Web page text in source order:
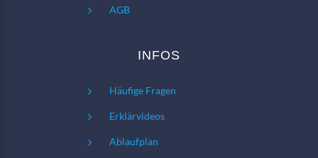
AGB
INFOS
Häufige Fragen
Erklärvideos
Ablaufplan